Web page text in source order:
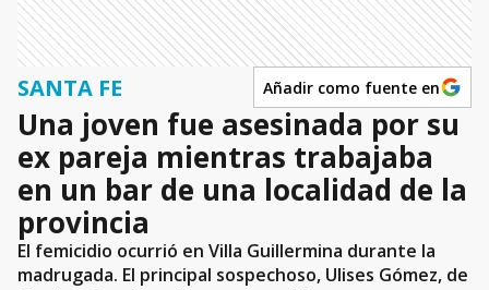
SANTA FE Añadir como fuente en
Una joven fue asesinada por su
ex pareja mientras trabajaba
en un bar de una localidad de la
provincia
El femicidio ocurrió en Villa Guillermina durante la
madrugada. El principal sospechoso, Ulises Gómez, de